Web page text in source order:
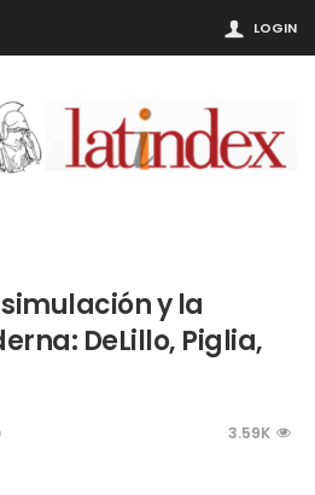
LOGIN
y la
DeLillo, Piglia,
3.59K